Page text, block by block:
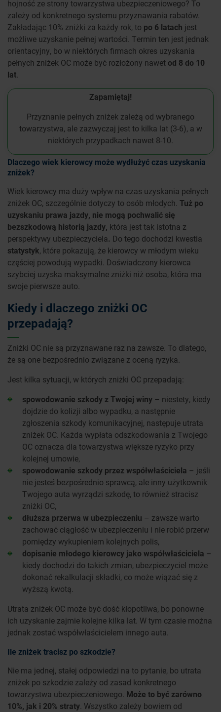
hojność ze strony towarzystwa ubezpieczeniowego? To
zależy od konkretnego systemu przyznawania rabatów.
Zakładając 10% zniżki za każdy rok, to po 6 latach jest
możliwe uzyskanie pełnej wartości. Termin ten jest jednak
orientacyjny, bo w niektórych firmach okres uzyskania
pełnych zniżek OC może być rozłożony nawet od 8 do 10
lat.
Zapamiętaj!
Przyznanie pełnych zniżek zależą od wybranego
towarzystwa, ale zazwyczaj jest to kilka lat (3-6), a w
niektórych przypadkach nawet 8-10.
Dlaczego wiek kierowcy może wydłużyć czas uzyskania
zniżek?
Wiek kierowcy ma duży wpływ na czas uzyskania pełnych
zniżek OC, szczególnie dotyczy to osób młodych. Tuż po
uzyskaniu prawa jazdy, nie mogą pochwalić się
bezszkodową historią jazdy, która jest tak istotna z
perspektywy ubezpieczyciela. Do tego dochodzi kwestia
statystyk, które pokazują, że kierowcy w młodym wieku
częściej powodują wypadki. Doświadczony kierowca
szybciej uzyska maksymalne zniżki niż osoba, która ma
swoje pierwsze auto.
Kiedy i dlaczego zniżki OC
przepadają?
Zniżki OC nie są przyznawane raz na zawsze. To dlatego,
że są one bezpośrednio związane z oceną ryzyka.
Jest kilka sytuacji, w których zniżki OC przepadają:
spowodowanie szkody z Twojej winy – niestety, kiedy
dojdzie do kolizji albo wypadku, a następnie
zgłoszenia szkody komunikacyjnej, następuje utrata
zniżek OC. Każda wypłata odszkodowania z Twojego
OC oznacza dla towarzystwa większe ryzyko przy
kolejnej umowie,
spowodowanie szkody przez współwłaściciela – jeśli
nie jesteś bezpośrednio sprawcą, ale inny użytkownik
Twojego auta wyrządzi szkodę, to również stracisz
zniżki OC,
dłuższa przerwa w ubezpieczeniu – zawsze warto
zachować ciągłość w ubezpieczeniu i nie robić przerw
pomiędzy wykupieniem kolejnych polis,
dopisanie młodego kierowcy jako współwłaściciela –
kiedy dochodzi do takich zmian, ubezpieczyciel może
dokonać rekalkulacji składki, co może wiązać się z
wyższą kwotą.
Utrata zniżek OC może być dość kłopotliwa, bo ponowne
ich uzyskanie zajmie kolejne kilka lat. W tym czasie można
jednak zostać współwłaścicielem innego auta.
Ile zniżek tracisz po szkodzie?
Nie ma jednej, stałej odpowiedzi na to pytanie, bo utrata
zniżek po szkodzie zależy od zasad konkretnego
towarzystwa ubezpieczeniowego. Może to być zarówno
10%, jak i 20% straty. Wszystko zależy bowiem od